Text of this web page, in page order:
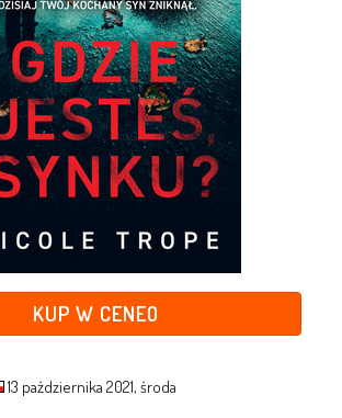
KUP W CENEO
13 października 2021, środa